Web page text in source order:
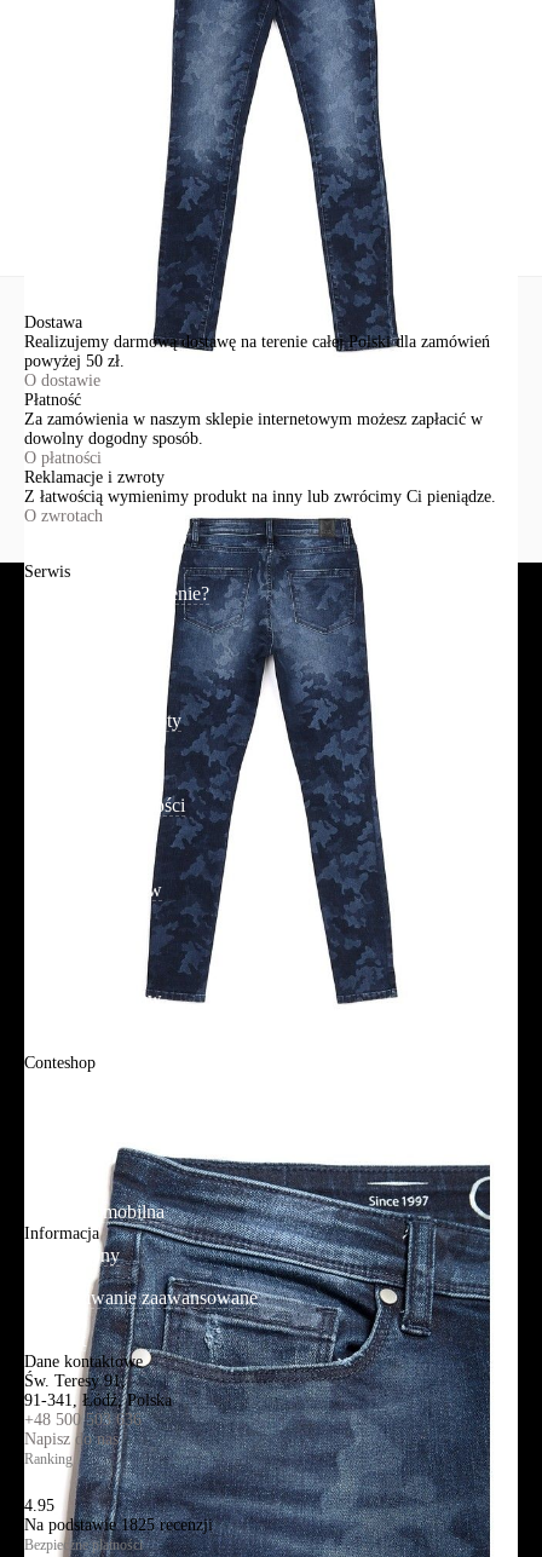
Ten produkt nie ma pytań Możesz zadać pytanie, klikając przycisk
Dostawa
Realizujemy darmową dostawę na terenie całej Polski dla zamówień
powyżej 50 zł.
O dostawie
Płatność
Za zamówienia w naszym sklepie internetowym możesz zapłacić w
dowolny dogodny sposób.
O płatności
Reklamacje i zwroty
Z łatwością wymienimy produkt na inny lub zwrócimy Ci pieniądze.
O zwrotach
Serwis
Jak złożyć zamówienie?
Reklamacje i zwroty
Polityka prywatności
Tabela rozmiarów
Tabela rozmiarów
Conteshop
Aplikacja mobilna
Informacja
Mapa strony
Wyszukiwanie zaawansowane
Kontakt
Dane kontaktowe
Św. Teresy 91,
91-341, Łódź, Polska
+48 500 503 636
Napisz do nas
Ranking
4.95
Na podstawie1825recenzji
Bezpieczne płatności